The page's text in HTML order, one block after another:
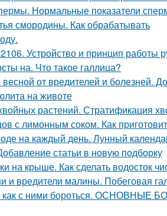
Нормальные показатели
смородины. Как обрабатывать
Устройство и принцип
на. Что такое галлица?
от вредителей и болезней.
на животе
растений. Стратификация
с лимонным соком. Как
на каждый день. Лунный
статьи в новую подборку
на крыше. Как сделать водосток
и вредители малины. Побеговая
как с ними бороться.